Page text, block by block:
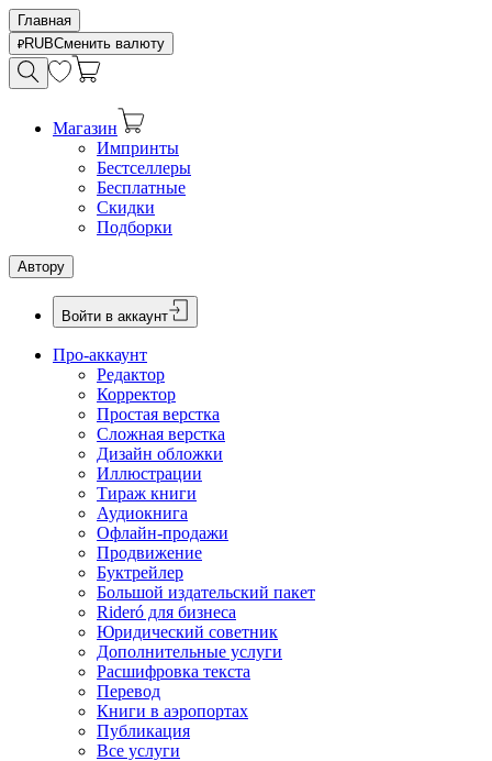
Главная
RUBСменить валюту
Магазин
Импринты
Бестселлеры
Бесплатные
Скидки
Подборки
Автору
Войти в аккаунт
Про-аккаунт
Редактор
Корректор
Простая верстка
Сложная верстка
Дизайн обложки
Иллюстрации
Тираж книги
Аудиокнига
Офлайн-продажи
Продвижение
Буктрейлер
Большой издательский пакет
Rideró для бизнеса
Юридический советник
Дополнительные услуги
Расшифровка текста
Перевод
Книги в аэропортах
Публикация
Все услуги